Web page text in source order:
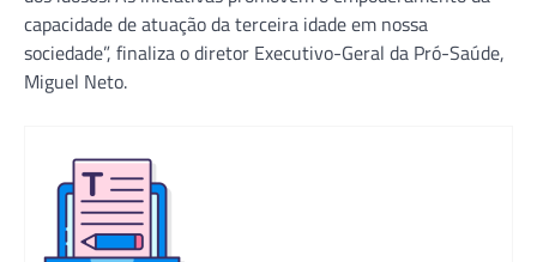
capacidade de atuação da terceira idade em nossa
sociedade”, finaliza o diretor Executivo-Geral da Pró-Saúde,
Miguel Neto.